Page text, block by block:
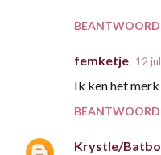
femketje 12
Ik ken het
Krystle/